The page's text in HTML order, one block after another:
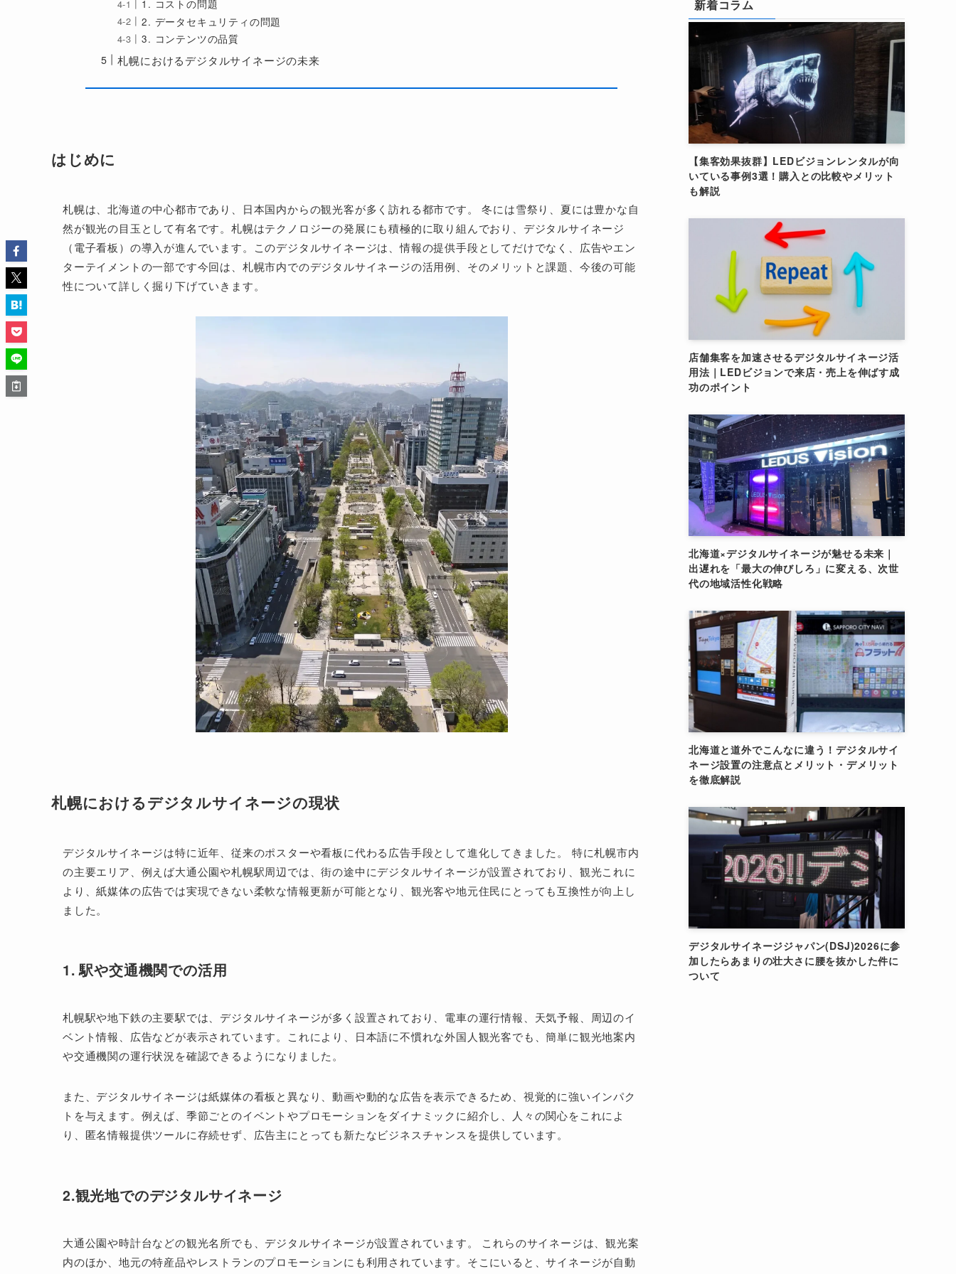
1. コストの問題
2. データセキュリティの問題
3. コンテンツの品質
札幌におけるデジタルサイネージの未来
はじめに
札幌は、北海道の中心都市であり、日本国内からの観光客が多く訪れる都市です。 冬には雪祭り、夏には豊かな自
然が観光の目玉として有名です。札幌はテクノロジーの発展にも積極的に取り組んでおり、デジタルサイネージ
（電子看板）の導入が進んでいます。このデジタルサイネージは、情報の提供手段としてだけでなく、広告やエン
ターテイメントの一部です今回は、札幌市内でのデジタルサイネージの活用例、そのメリットと課題、今後の可能
性について詳しく掘り下げていきます。
札幌におけるデジタルサイネージの現状
デジタルサイネージは特に近年、従来のポスターや看板に代わる広告手段として進化してきました。 特に札幌市内
の主要エリア、例えば大通公園や札幌駅周辺では、街の途中にデジタルサイネージが設置されており、観光これに
より、紙媒体の広告では実現できない柔軟な情報更新が可能となり、観光客や地元住民にとっても互換性が向上し
ました。
1. 駅や交通機関での活用
札幌駅や地下鉄の主要駅では、デジタルサイネージが多く設置されており、電車の運行情報、天気予報、周辺のイ
ベント情報、広告などが表示されています。これにより、日本語に不慣れな外国人観光客でも、簡単に観光地案内
や交通機関の運行状況を確認できるようになりました。
また、デジタルサイネージは紙媒体の看板と異なり、動画や動的な広告を表示できるため、視覚的に強いインパク
トを与えます。例えば、季節ごとのイベントやプロモーションをダイナミックに紹介し、人々の関心をこれによ
り、匿名情報提供ツールに存続せず、広告主にとっても新たなビジネスチャンスを提供しています。
2.観光地でのデジタルサイネージ
大通公園や時計台などの観光名所でも、デジタルサイネージが設置されています。 これらのサイネージは、観光案
内のほか、地元の特産品やレストランのプロモーションにも利用されています。そこにいると、サイネージが自動
新着コラム
【集客効果抜群】LEDビジョンレンタルが向
いている事例3選！購入との比較やメリット
も解説
店舗集客を加速させるデジタルサイネージ活
用法｜LEDビジョンで来店・売上を伸ばす成
功のポイント
北海道×デジタルサイネージが魅せる未来｜
出遅れを「最大の伸びしろ」に変える、次世
代の地域活性化戦略
北海道と道外でこんなに違う！デジタルサイ
ネージ設置の注意点とメリット・デメリット
を徹底解説
デジタルサイネージジャパン(DSJ)2026に参
加したらあまりの壮大さに腰を抜かした件に
ついて